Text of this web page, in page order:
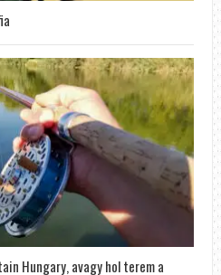
Hungary, avagy hol terem a